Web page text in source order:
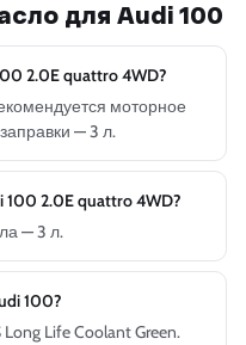
для Audi 100
2.0E quattro 4WD?
моторное
— 3 л.
2.0E quattro 4WD?
— 3 л.
100?
Life Coolant Green.